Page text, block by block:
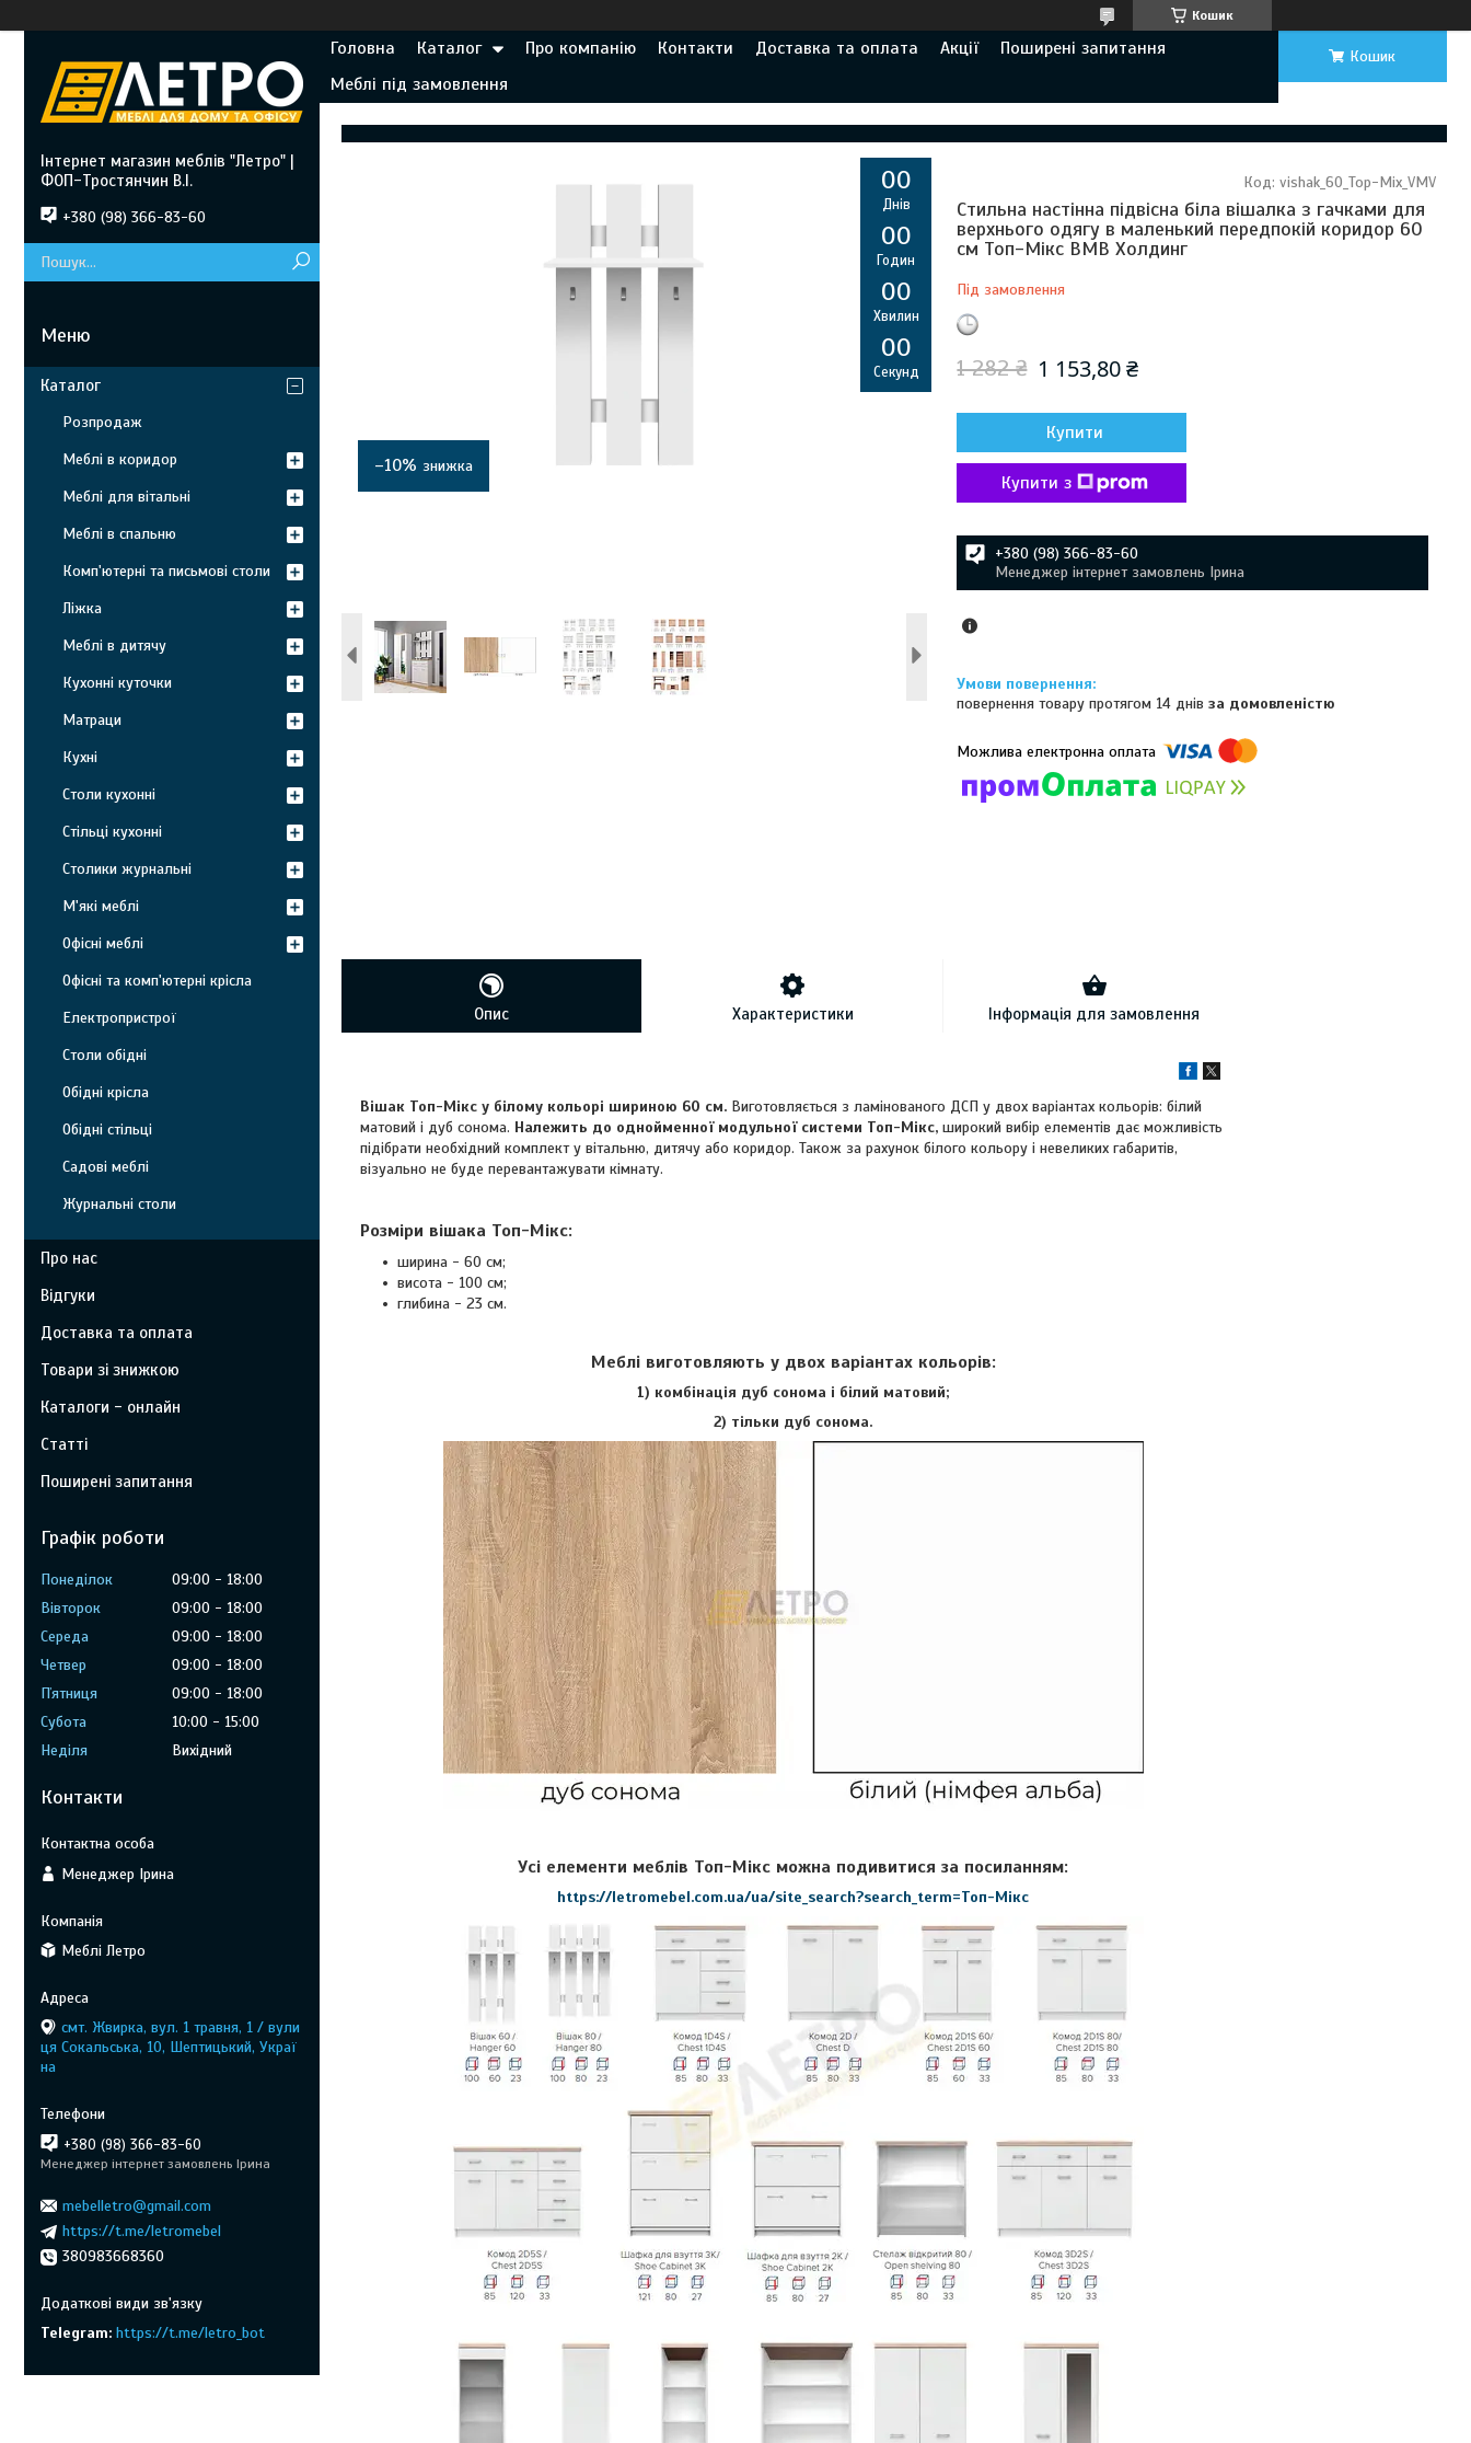
Кошик
Головна Каталог Про компанію Контакти Доставка та оплата Акції
Поширені запитання
Меблі під замовлення
Кошик
00
Днів
00
Годин
00
Хвилин
00
Секунд
–10%
Стильна настінна підвісна біла вішалка з гачками для
верхнього одягу в маленький передпокій коридор 60
см Топ-Мікс ВМВ Холдинг
Під замовлення
Код: vishak_60_Top-Mix_VMV
1 282 ₴ 1 153,80 ₴
Купити
Купити з
+380 (98) 366-83-60
Менеджер інтернет замовлень Ірина
повернення товару протягом 14 днівза домовленістю
Опис Характеристики Інформація для замовлення
Вішак Топ-Мікс у білому кольорі шириною 60 см. Виготовляється з ламінованого ДСП у двох варіантах кольорів: білий
матовий і дуб сонома. Належить до однойменної модульної системи Топ-Мікс, широкий вибір елементів дає можливість
підібрати необхідний комплект у вітальню, дитячу або коридор. Також за рахунок білого кольору і невеликих габаритів,
візуально не буде перевантажувати кімнату.
Розміри вішака Топ-Мікс:
ширина - 60 см;
висота - 100 см;
глибина - 23 см.
Меблі виготовляють у двох варіантах кольорів:
1) комбінація дуб сонома і білий матовий;
2) тільки дуб сонома.
Усі елементи меблів Топ-Мікс можна подивитися за посиланням:
https://letromebel.com.ua/ua/site_search?search_term=Топ-Мікс
Інтернет магазин меблів "Летро" |
ФОП-Тростянчин В.І.
+380 (98) 366-83-60
Каталог
Розпродаж
Меблі в коридор
Меблі для вітальні
Меблі в спальню
Комп'ютерні та письмові столи
Ліжка
Меблі в дитячу
Кухонні куточки
Матраци
Кухні
Столи кухонні
Стільці кухонні
Столики журнальні
М'які меблі
Офісні меблі
Офісні та комп'ютерні крісла
Електропристрої
Столи обідні
Обідні крісла
Обідні стільці
Садові меблі
Журнальні столи
Про нас
Відгуки
Доставка та оплата
Товари зі знижкою
Каталоги - онлайн
Статті
Поширені запитання
Графік роботи
Понеділок 09:00
18:00
Вівторок
09:00
18:00
Середа
09:00
18:00
Четвер
09:00
18:00
Пʼятниця
09:00
18:00
Субота
10:00
15:00
Неділя
Вихідний
Контакти
Менеджер Ірина
Меблі Летро
смт. Жвирка, вул. 1 травня, 1 / вули
ця Сокальська, 10, Шептицький, Украї
на
+380 (98) 366-83-60
Менеджер інтернет замовлень Ірина
mebelletro@gmail.com
https://t.me/letromebel
380983668360
Telegram https://t.me/letro_bot